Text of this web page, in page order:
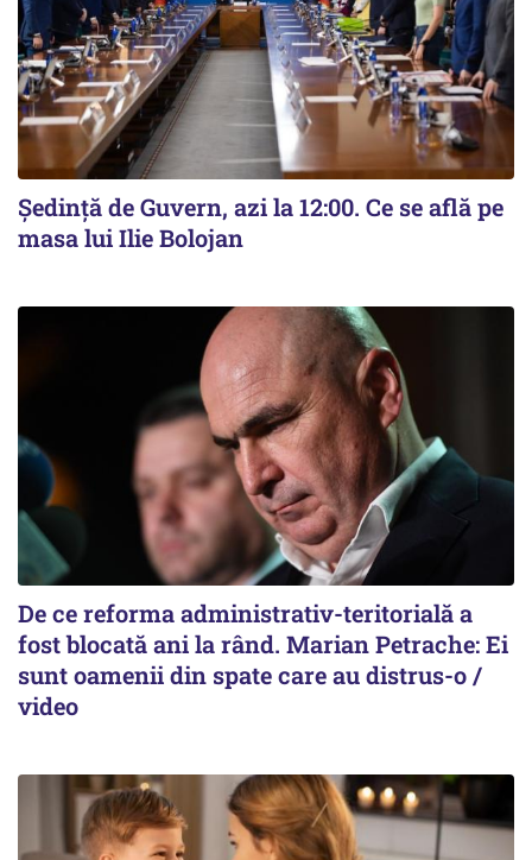
Ședință de Guvern, azi la 12:00. Ce se află pe
masa lui Ilie Bolojan
De ce reforma administrativ-teritorială a
fost blocată ani la rând. Marian Petrache: Ei
sunt oamenii din spate care au distrus-o /
video